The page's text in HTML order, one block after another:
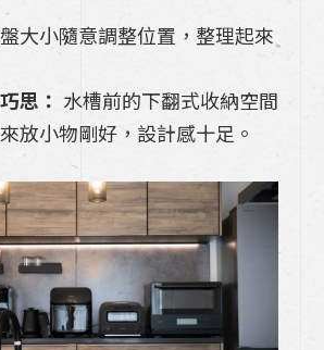
大小隨意調整位置，整理起來
思： 水槽前的下翻式收納空間
放小物剛好，設計感十足。